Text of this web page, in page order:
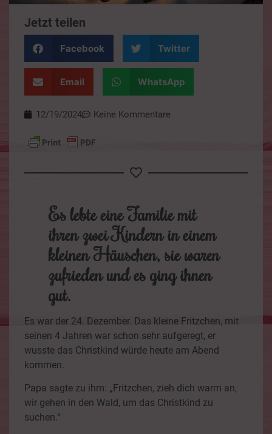
Jetzt teilen
Facebook Twitter
Email WhatsApp
12/19/2024 Keine Kommentare
Es lebte eine Familie mit
ihren zwei Kindern in einem
kleinen Häuschen, sie waren
zufrieden und es ging ihnen
gut.
Es war der 24. Dezember. Das kleine Fritzchen, mit
seinen 4 Jahren war schon sehr aufgeregt, er
wusste das Christkind würde heute am Abend
kommen.
Papa sagte zu ihm: „Fritzchen, zieh dich warm an,
wir gehen in den Wald, um das Christkind zu
suchen.“